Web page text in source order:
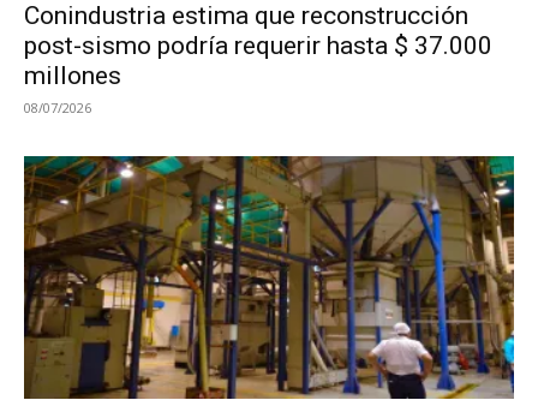
Conindustria estima que reconstrucción
post-sismo podría requerir hasta $ 37.000
millones
08/07/2026